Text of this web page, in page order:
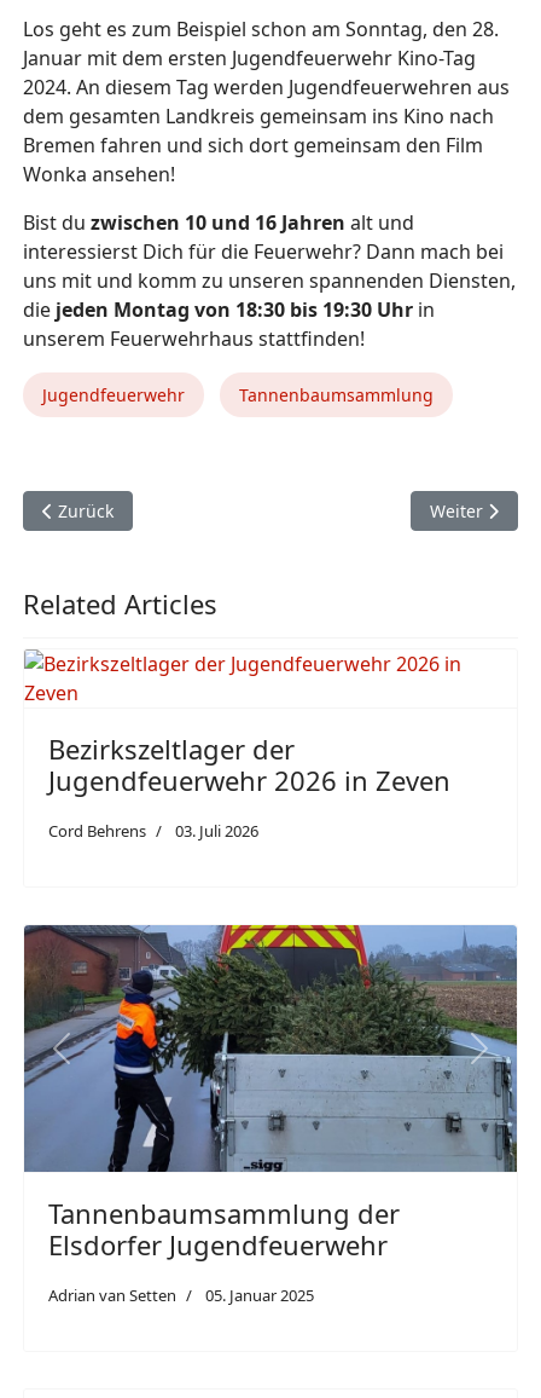
Los geht es zum Beispiel schon am Sonntag, den 28.
Januar mit dem ersten Jugendfeuerwehr Kino-Tag
2024. An diesem Tag werden Jugendfeuerwehren aus
dem gesamten Landkreis gemeinsam ins Kino nach
Bremen fahren und sich dort gemeinsam den Film
Wonka ansehen!
Bist du zwischen 10 und 16 Jahren alt und
interessierst Dich für die Feuerwehr? Dann mach bei
uns mit und komm zu unseren spannenden Diensten,
die jeden Montag von 18:30 bis 19:30 Uhr in
unserem Feuerwehrhaus stattfinden!
Jugendfeuerwehr Tannenbaumsammlung
Vorheriger Beitrag: Das Osterfeuer 2024 wird am 31.03.
Zurück Nächster
Weiter
Related Articles
Bezirkszeltlager der
Jugendfeuerwehr 2026 in Zeven
Cord Behrens 03. Juli 2026
Previous Next
Tannenbaumsammlung der
Elsdorfer Jugendfeuerwehr
Adrian van Setten 05. Januar 2025